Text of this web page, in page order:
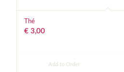
Thé
€3,00
Add to Order